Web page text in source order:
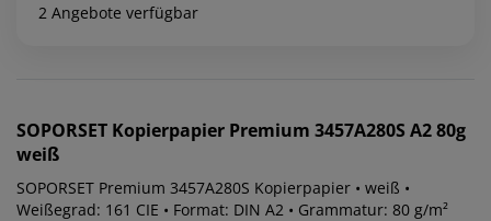
2 Angebote verfügbar
SOPORSET Kopierpapier Premium 3457A280S A2 80g
weiß
SOPORSET Premium 3457A280S Kopierpapier • weiß •
Weißegrad: 161 CIE • Format: DIN A2 • Grammatur: 80 g/m²